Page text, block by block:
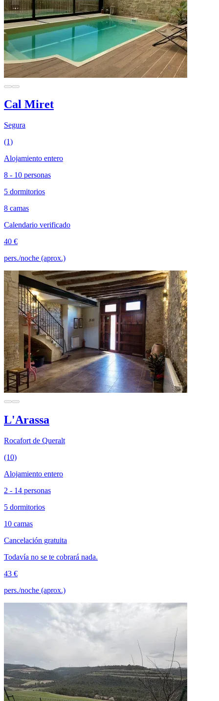
Cal Miret
Segura
(1)
Alojamiento entero
8 - 10 personas
5 dormitorios
8 camas
Calendario verificado
40 €
pers./noche (aprox.)
L'Arassa
Rocafort de Queralt
(10)
Alojamiento entero
2 - 14 personas
5 dormitorios
10 camas
Cancelación gratuita
Todavía no se te cobrará nada.
43 €
pers./noche (aprox.)